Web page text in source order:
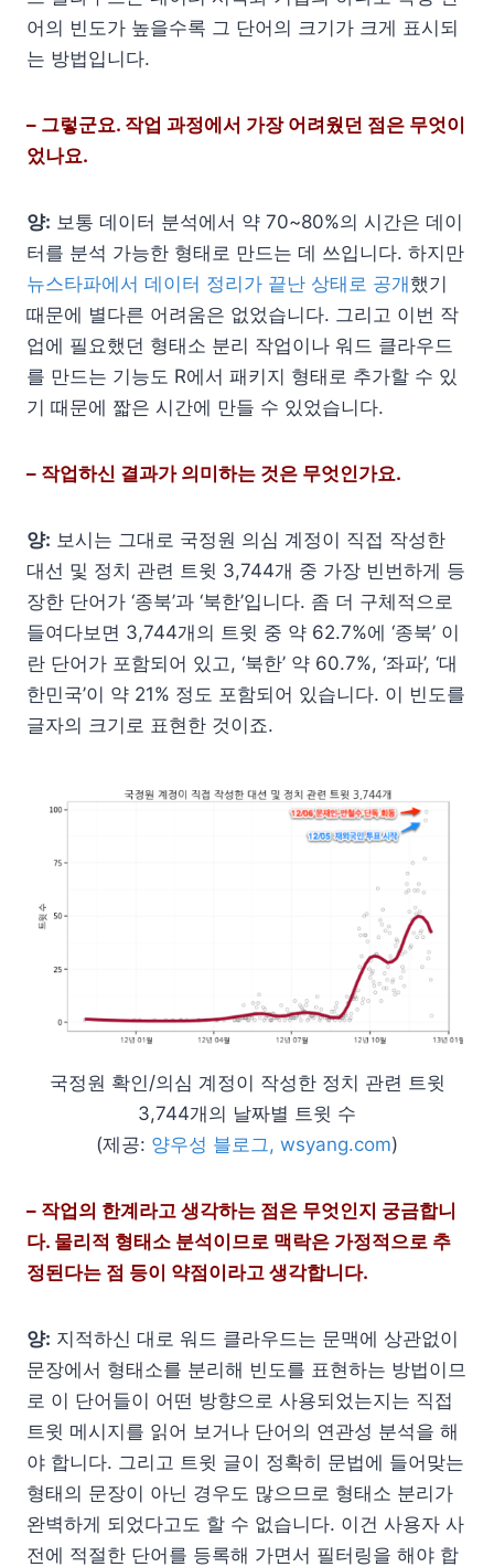
어의 빈도가 높을수록 그 단어의 크기가 크게 표시되
는 방법입니다.
– 그렇군요. 작업 과정에서 가장 어려웠던 점은 무엇이
었나요.
양: 보통 데이터 분석에서 약 70~80%의 시간은 데이
터를 분석 가능한 형태로 만드는 데 쓰입니다. 하지만
뉴스타파에서 데이터 정리가 끝난 상태로 공개했기
때문에 별다른 어려움은 없었습니다. 그리고 이번 작
업에 필요했던 형태소 분리 작업이나 워드 클라우드
를 만드는 기능도 R에서 패키지 형태로 추가할 수 있
기 때문에 짧은 시간에 만들 수 있었습니다.
– 작업하신 결과가 의미하는 것은 무엇인가요.
양: 보시는 그대로 국정원 의심 계정이 직접 작성한
대선 및 정치 관련 트윗 3,744개 중 가장 빈번하게 등
장한 단어가 ‘종북’과 ‘북한’입니다. 좀 더 구체적으로
들여다보면 3,744개의 트윗 중 약 62.7%에 ‘종북’ 이
란 단어가 포함되어 있고, ‘북한’ 약 60.7%, ‘좌파’, ‘대
한민국’이 약 21% 정도 포함되어 있습니다. 이 빈도를
글자의 크기로 표현한 것이죠.
국정원 확인/의심 계정이 작성한 정치 관련 트윗
3,744개의 날짜별 트윗 수
(제공: 양우성 블로그, wsyang.com)
– 작업의 한계라고 생각하는 점은 무엇인지 궁금합니
다. 물리적 형태소 분석이므로 맥락은 가정적으로 추
정된다는 점 등이 약점이라고 생각합니다.
양: 지적하신 대로 워드 클라우드는 문맥에 상관없이
문장에서 형태소를 분리해 빈도를 표현하는 방법이므
로 이 단어들이 어떤 방향으로 사용되었는지는 직접
트윗 메시지를 읽어 보거나 단어의 연관성 분석을 해
야 합니다. 그리고 트윗 글이 정확히 문법에 들어맞는
형태의 문장이 아닌 경우도 많으므로 형태소 분리가
완벽하게 되었다고도 할 수 없습니다. 이건 사용자 사
전에 적절한 단어를 등록해 가면서 필터링을 해야 합